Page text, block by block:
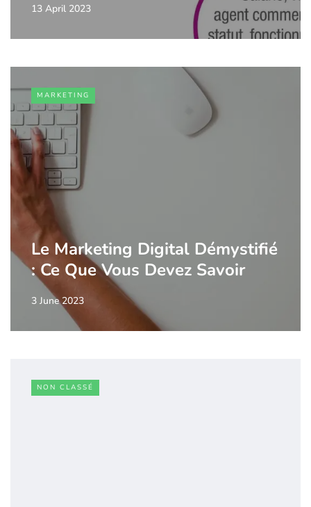
13 April 2023
MARKETING
Le Marketing Digital Démystifié
: Ce Que Vous Devez Savoir
3 June 2023
NON CLASSÉ